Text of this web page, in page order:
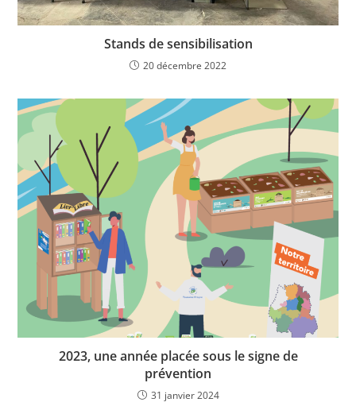
Stands de sensibilisation
20 décembre 2022
2023, une année placée sous le signe de
prévention
31 janvier 2024